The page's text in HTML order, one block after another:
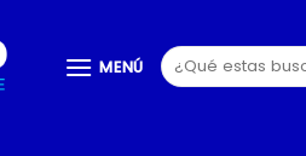
MENÚ
Buscar
por: